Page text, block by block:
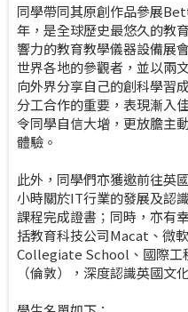
同學帶同其原創作品參展
年，是全球歷史最悠久的教
響力的教育教學儀器設備展
世界各地的參觀者，並以兩
向外界分享自己的創科學習
分工合作的重要，表現漸入
令同學自信大增，更放膽主
體驗。
此外，同學們亦獲邀前往英
小時關於IT行業的發展及認
課程完成證書；同時，亦有
括教育科技公司Macat、微
Collegiate School、國際工
（倫敦），深度認識英國文